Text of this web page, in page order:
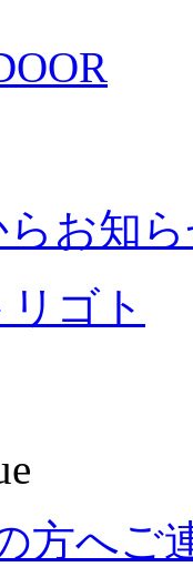
お知
ゴト
方へご